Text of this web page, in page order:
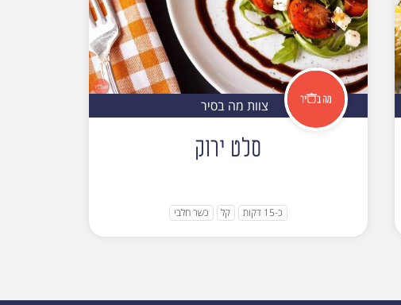
צוות מה בסיר
סלט ירוק
כ-15 דקות קל כשר חלבי